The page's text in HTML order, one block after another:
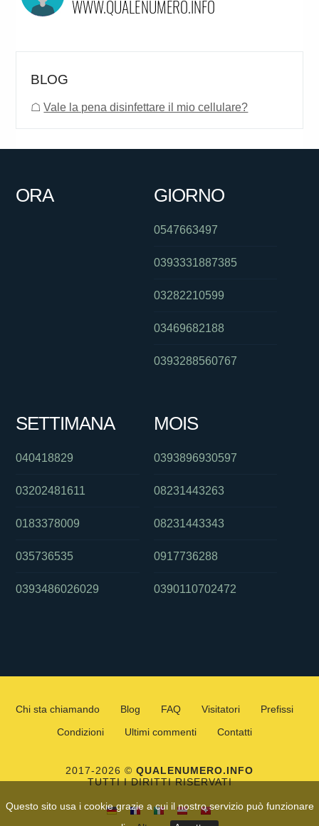
Questo sito usa i cookie grazie a cui il nostro servizio può funzionare
BLOG
☖Vale la pena disinfettare il mio cellulare?
ORA GIORNO
0547663497
0393331887385
03282210599
03469682188
0393288560767
SETTIMANA
040418829
03202481611
0183378009
035736535
0393486026029
MOIS
0393896930597
08231443263
08231443343
0917736288
0390110702472
Chi sta chiamando Blog FAQ Visitatori
Prefissi
Condizioni
Ultimi commenti Contatti
2017-2026 © QUALENUMERO.INFO
TUTTI I DIRITTI RISERVATI